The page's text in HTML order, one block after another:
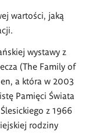
wartości, jaką
wystawy z
(The Family of
a która w 2003
Pamięci Świata
z 1966
rodziny